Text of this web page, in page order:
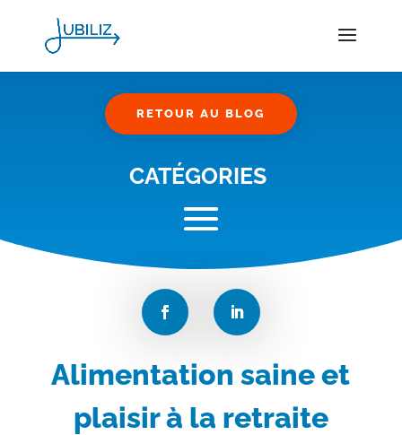
RETOUR AU BLOG
CATÉGORIES
Alimentation saine et
plaisir à la retraite